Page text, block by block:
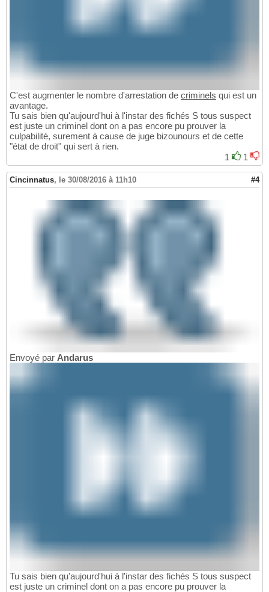
C'est augmenter le nombre d'arrestation de criminels qui est un
avantage.
Tu sais bien qu'aujourd'hui à l'instar des fichés S tous suspect
est juste un criminel dont on a pas encore pu prouver la
culpabilité, surement à cause de juge bizounours et de cette
"état de droit" qui sert à rien.
1
1
Cincinnatus, le 30/08/2016 à 11h10 #4
Envoyé par Andarus
Tu sais bien qu'aujourd'hui à l'instar des fichés S tous suspect
est juste un criminel dont on a pas encore pu prouver la